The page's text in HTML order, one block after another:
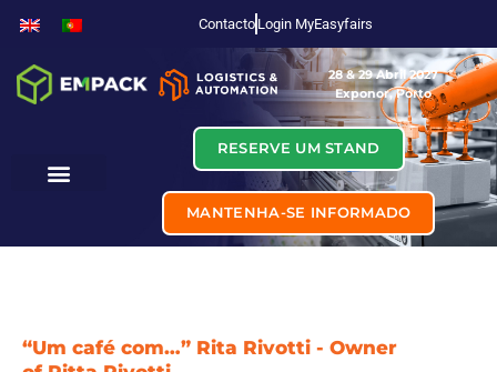
Contacto Login MyEasyfairs
28 & 29 Abril 2027
Exponor, Porto
RESERVE UM STAND
MANTENHA-SE INFORMADO
“Um café com…” Rita Rivotti - Owner